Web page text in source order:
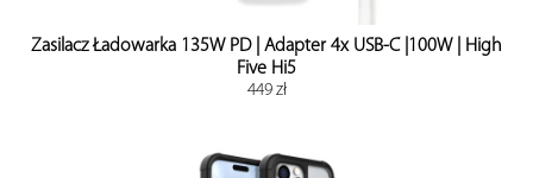
Zasilacz Ładowarka 135W PD | Adapter 4x USB-C |100W | High
Five Hi5
449 zł